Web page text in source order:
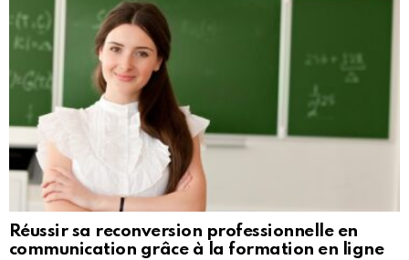
Réussir sa reconversion professionnelle en
communication grâce à la formation en ligne